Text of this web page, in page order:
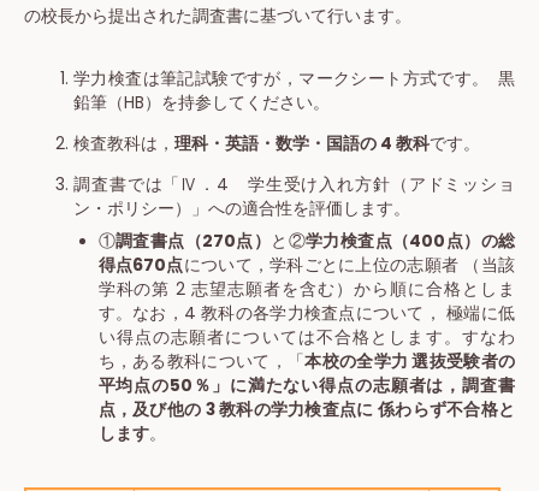
の校長から提出された調査書に基づいて行います。
学力検査は筆記試験ですが，マークシート方式です。 黒
鉛筆（HB）を持参してください。
検査教科は，理科・英語・数学・国語の 4 教科です。
調査書では「Ⅳ．4 学生受け入れ方針（アドミッショ
ン・ポリシー）」への適合性を評価します。
①調査書点（270点） と②学力検査点（400点）の総
得点670点について，学科ごとに上位の志願者 （当該
学科の第 2 志望志願者を含む）から順に合格としま
す。なお，4 教科の各学力検査点について， 極端に低
い得点の志願者については不合格とします。すなわ
ち，ある教科について，「本校の全学力 選抜受験者の
平均点の50％」に満たない得点の志願者は，調査書
点，及び他の 3 教科の学力検査点に 係わらず不合格と
します。